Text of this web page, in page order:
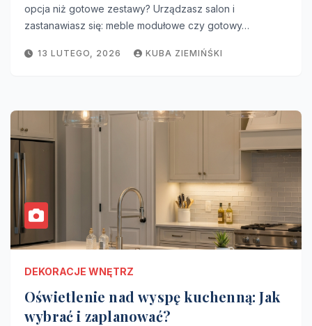
opcja niż gotowe zestawy? Urządzasz salon i
zastanawiasz się: meble modułowe czy gotowy…
13 LUTEGO, 2026 KUBA ZIEMIŃŚKI
DEKORACJE WNĘTRZ
Oświetlenie nad wyspę kuchenną: Jak
wybrać i zaplanować?